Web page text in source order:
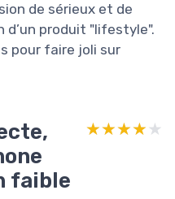
de sérieux et de
d’un produit "lifestyle".
pour faire joli sur
faible
★★★★★
★★★★★